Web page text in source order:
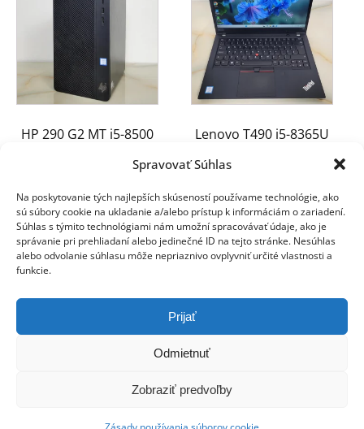
Spravovať Súhlas
Na poskytovanie tých najlepších skúseností používame technológie, ako
sú súbory cookie na ukladanie a/alebo prístup k informáciám o zariadení.
Súhlas s týmito technológiami nám umožní spracovávať údaje, ako je
správanie pri prehliadaní alebo jedinečné ID na tejto stránke. Nesúhlas
alebo odvolanie súhlasu môže nepriaznivo ovplyvniť určité vlastnosti a
funkcie.
Prijať
Odmietnuť
Zobraziť predvoľby
HP 290 G2 MT i5-8500
160.00€
Lenovo T490 i5-8365U